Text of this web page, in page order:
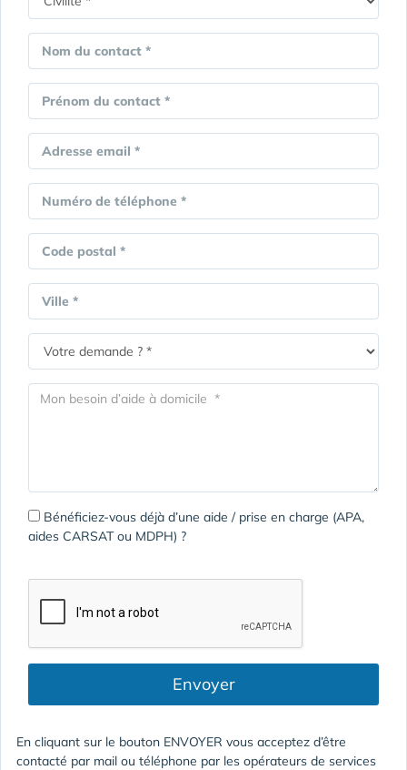
Nom du contact *
Prénom du contact *
Adresse email *
Numéro de téléphone *
Code postal *
Ville *
Bénéficiez-vous déjà d’une aide / prise en charge (APA,
aides CARSAT ou MDPH) ?
Envoyer
En cliquant sur le bouton ENVOYER vous acceptez d’être
contacté par mail ou téléphone par les opérateurs de services